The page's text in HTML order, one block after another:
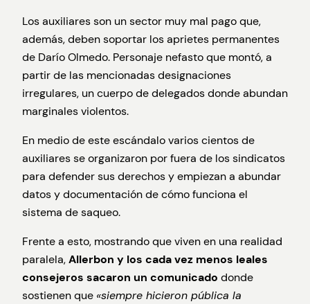
Los auxiliares son un sector muy mal pago que,
además, deben soportar los aprietes permanentes
de Darío Olmedo. Personaje nefasto que montó, a
partir de las mencionadas designaciones
irregulares, un cuerpo de delegados donde abundan
marginales violentos.
En medio de este escándalo varios cientos de
auxiliares se organizaron por fuera de los sindicatos
para defender sus derechos y empiezan a abundar
datos y documentación de cómo funciona el
sistema de saqueo.
Frente a esto, mostrando que viven en una realidad
paralela,Allerbon y los cada vez menos leales
consejeros sacaron un comunicado donde
sostienen que «siempre hicieron pública la